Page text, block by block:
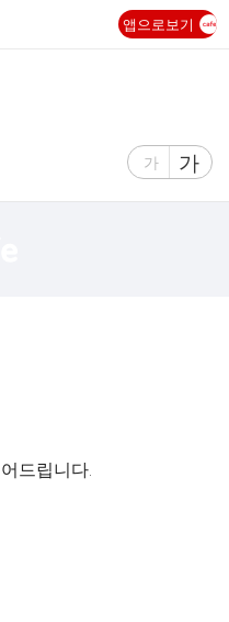
앱으로보기
글
가
글
자
가
드립니다.